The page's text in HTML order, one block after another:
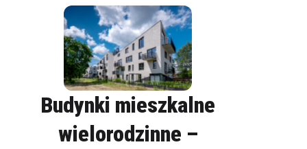
Budynki mieszkalne
wielorodzinne –